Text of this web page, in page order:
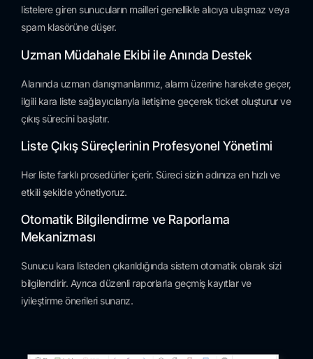
listelere giren sunucuların mailleri genellikle alıcıya ulaşmaz veya
spam klasörüne düşer.
Uzman Müdahale Ekibi ile Anında Destek
Alanında uzman danışmanlarımız, alarm üzerine harekete geçer,
ilgili kara liste sağlayıcılarıyla iletişime geçerek ticket oluşturur ve
çıkış sürecini başlatır.
Liste Çıkış Süreçlerinin Profesyonel Yönetimi
Her liste farklı prosedürler içerir. Süreci sizin adınıza en hızlı ve
etkili şekilde yönetiyoruz.
Otomatik Bilgilendirme ve Raporlama
Mekanizması
Sunucu kara listeden çıkarıldığında sistem otomatik olarak sizi
bilgilendirir. Ayrıca düzenli raporlarla geçmiş kayıtlar ve
iyileştirme önerileri sunarız.